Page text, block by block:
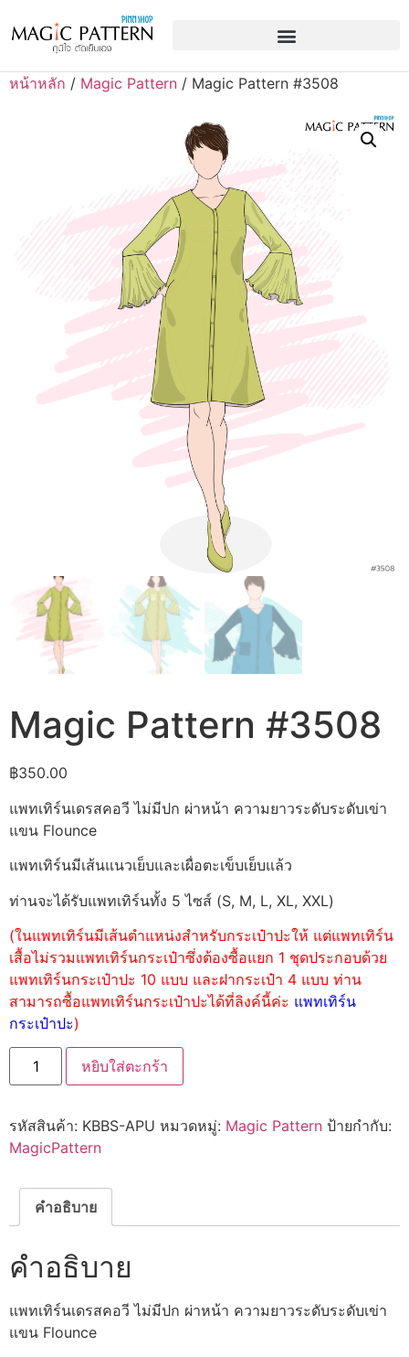
หน้าหลัก / Magic Pattern / Magic Pattern #3508
Magic Pattern #3508
฿350.00
แพทเทิร์นเดรสคอวี ไม่มีปก ผ่าหน้า ความยาวระดับระดับเข่า
แขน Flounce
แพทเทิร์นมีเส้นแนวเย็บและเผื่อตะเข็บเย็บแล้ว
ท่านจะได้รับแพทเทิร์นทั้ง 5 ไซส์ (S, M, L, XL, XXL)
(ในแพทเทิร์นมีเส้นตำแหน่งสำหรับกระเป๋าปะให้ แต่แพทเทิร์น
เสื้อไม่รวมแพทเทิร์นกระเป๋าซึ่งต้องซื้อแยก 1 ชุดประกอบด้วย
แพทเทิร์นกระเป๋าปะ 10 แบบ และฝากระเป๋า 4 แบบ ท่าน
สามารถซื้อแพทเทิร์นกระเป๋าปะได้ที่ลิงค์นี้ค่ะ แพทเทิร์น
กระเป๋าปะ)
หยิบใส่ตะกร้า
รหัสสินค้า: KBBS-APU หมวดหมู่: Magic Pattern ป้ายกำกับ:
MagicPattern
คำอธิบาย
คำอธิบาย
แพทเทิร์นเดรสคอวี ไม่มีปก ผ่าหน้า ความยาวระดับระดับเข่า
แขน Flounce